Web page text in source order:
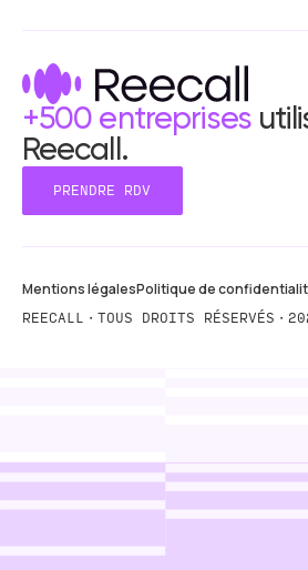
+500 entreprises
Reecall.
PRENDRE RDV
PRENDRE RDV
Mentions légalesPolitique de
REECALL・TOUS DROITS RÉSERVÉS・